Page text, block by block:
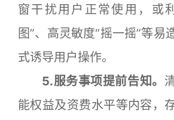
窗干扰用户正常使用，或
图”、高灵敏度“摇一摇”等易
式诱导用户操作。
5.服务事项提前告知。
能权益及资费水平等内容，